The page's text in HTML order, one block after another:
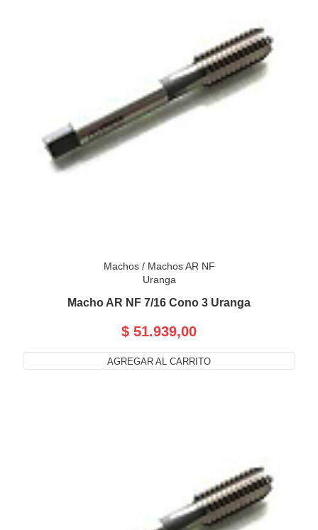
Machos/ Machos AR NF
Uranga
Macho AR NF 7/16 Cono 3 Uranga
$ 51.939,00
AGREGAR AL CARRITO